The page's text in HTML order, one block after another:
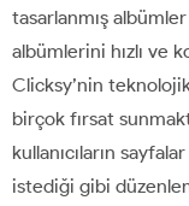
tasarlanmış
albümlerini hızlı ve
Clicksy’nin
birçok fırsat
kullanıcıların
istediği gibi